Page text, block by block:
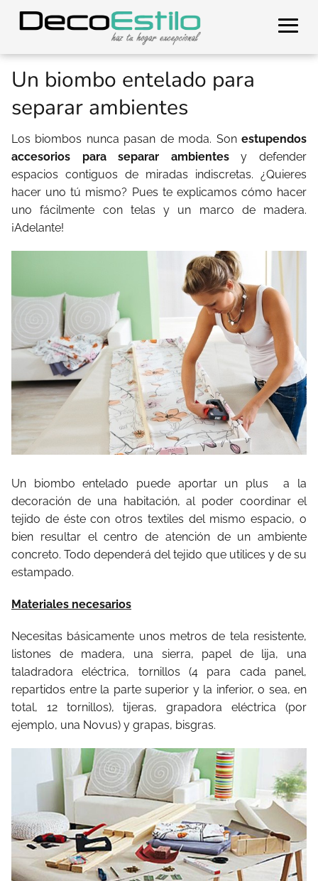
Un biombo entelado para
separar ambientes
Los biombos nunca pasan de moda. Son estupendos
accesorios para separar ambientesy defender
espacios contiguos de miradas indiscretas. ¿Quieres
hacer uno tú mismo? Pues te explicamos cómo hacer
uno fácilmente con telas y un marco de madera.
¡Adelante!
Un biombo entelado puede aportar un plus
a la
decoración de una habitación, al poder coordinar el
tejido de éste con otros textiles del mismo espacio, o
bien resultar el centro de atención de un ambiente
concreto. Todo dependerá del tejido que utilices y de su
estampado.
Materiales necesarios
Necesitas básicamente unos metros de tela resistente,
listones de madera, una sierra, papel de lija, una
taladradora eléctrica, tornillos (4 para cada panel,
repartidos entre la parte superior y la inferior, o sea, en
total, 12 tornillos), tijeras, grapadora eléctrica (por
ejemplo, una Novus) y grapas, bisgras.